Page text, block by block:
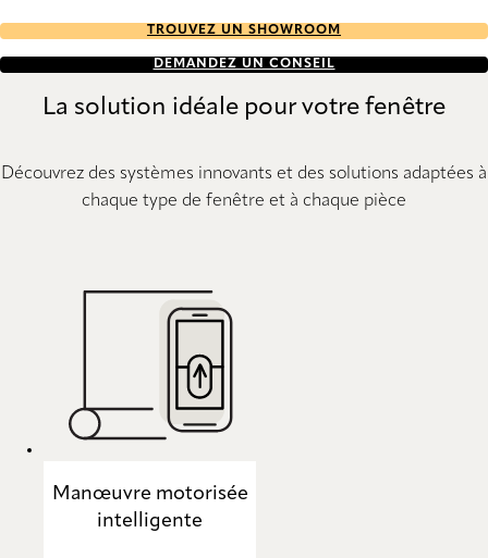
TROUVEZ UN SHOWROOM
DEMANDEZ UN CONSEIL
La solution idéale pour votre fenêtre
Découvrez des systèmes innovants et des solutions adaptées à
chaque type de fenêtre et à chaque pièce
Manœuvre motorisée
intelligente